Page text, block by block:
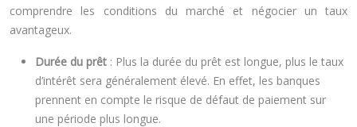
comprendre les conditions du marché et négocier un taux
avantageux.
Durée du prêt : Plus la durée du prêt est longue, plus le taux
d’intérêt sera généralement élevé. En effet, les banques
prennent en compte le risque de défaut de paiement sur
une période plus longue.